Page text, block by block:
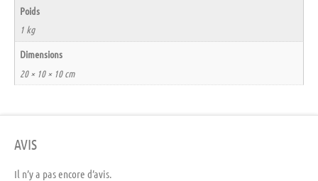
Poids
1 kg
Dimensions
20 × 10 × 10 cm
AVIS
Il n’y a pas encore d’avis.